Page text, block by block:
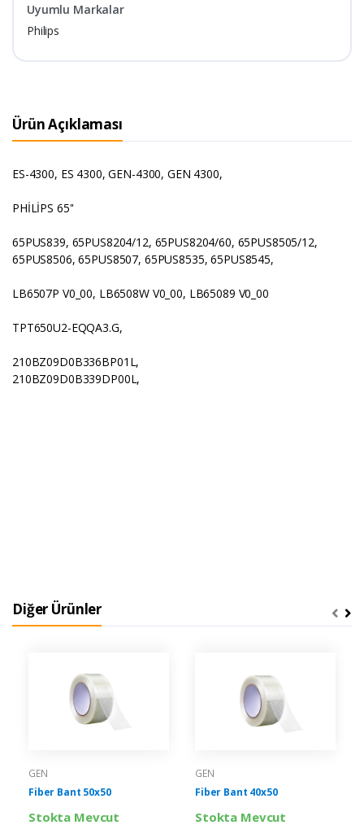
Uyumlu Markalar
Philips
Ürün Açıklaması
ES-4300, ES 4300, GEN-4300, GEN 4300,
PHİLİPS 65''
65PUS839, 65PUS8204/12, 65PUS8204/60, 65PUS8505/12,
65PUS8506, 65PUS8507, 65PUS8535, 65PUS8545,
LB6507P V0_00, LB6508W V0_00, LB65089 V0_00
TPT650U2-EQQA3.G,
210BZ09D0B336BP01L,
210BZ09D0B339DP00L,
Diğer Ürünler
GEN
Fiber Bant 50x50
Stokta Mevcut
GEN
Fiber Bant 40x50
Stokta Mevcut